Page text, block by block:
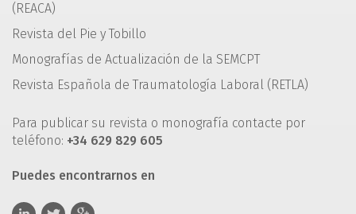
(REACA)
Revista del Pie y Tobillo
Monografías de Actualización de la SEMCPT
Revista Española de Traumatología Laboral (RETLA)
Para publicar su revista o monografía contacte por
teléfono: +34 629 829 605
Puedes encontrarnos en